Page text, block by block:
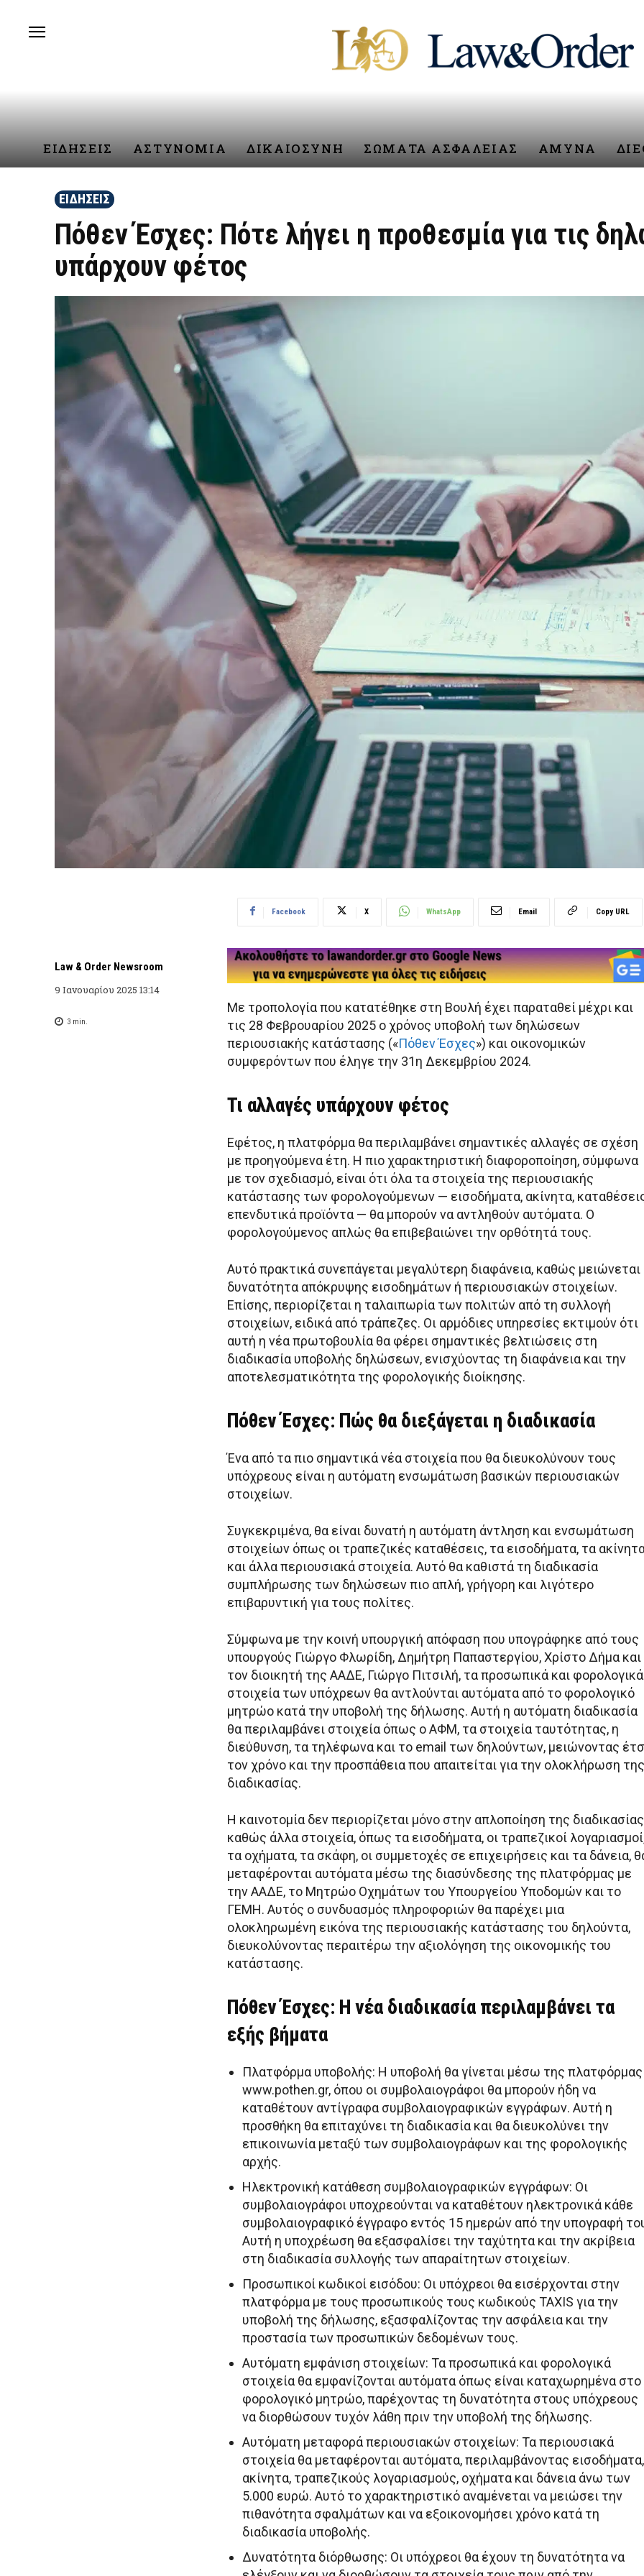
ΕΙΔΗΣΕΙΣ ΑΣΤΥΝΟΜΙΑ ΔΙΚΑΙΟΣΥΝΗ ΣΩΜΑΤΑ ΑΣΦΑΛΕΙΑΣ ΑΜΥΝΑ
ΕΙΔΗΣΕΙΣ
Πόθεν Έσχες: Πότε λήγει η προθεσμία για τις
υπάρχουν φέτος
Law & Order Newsroom
9 Ιανουαρίου 2025 13:14
3 min.
Facebook X WhatsApp Email Copy URL
Με τροπολογία που κατατέθηκε στη Βουλή έχει παραταθεί μέχρι και
τις 28 Φεβρουαρίου 2025 ο χρόνος υποβολή των δηλώσεων
περιουσιακής κατάστασης («Πόθεν Έσχες») και οικονομικών
συμφερόντων που έληγε την 31η Δεκεμβρίου 2024.
Τι αλλαγές υπάρχουν φέτος
Εφέτος, η πλατφόρμα θα περιλαμβάνει σημαντικές αλλαγές σε σχέση
με προηγούμενα έτη. Η πιο χαρακτηριστική διαφοροποίηση, σύμφωνα
με τον σχεδιασμό, είναι ότι όλα τα στοιχεία της περιουσιακής
κατάστασης των φορολογούμενων — εισοδήματα, ακίνητα,
επενδυτικά προϊόντα — θα μπορούν να αντληθούν αυτόματα. Ο
φορολογούμενος απλώς θα επιβεβαιώνει την ορθότητά τους.
Αυτό πρακτικά συνεπάγεται μεγαλύτερη διαφάνεια, καθώς μειώνεται
δυνατότητα απόκρυψης εισοδημάτων ή περιουσιακών στοιχείων.
Επίσης, περιορίζεται η ταλαιπωρία των πολιτών από τη συλλογή
στοιχείων, ειδικά από τράπεζες. Οι αρμόδιες υπηρεσίες εκτιμούν ότι
αυτή η νέα πρωτοβουλία θα φέρει σημαντικές βελτιώσεις στη
διαδικασία υποβολής δηλώσεων, ενισχύοντας τη διαφάνεια και την
αποτελεσματικότητα της φορολογικής διοίκησης.
Πόθεν Έσχες: Πώς θα διεξάγεται η διαδικασία
Ένα από τα πιο σημαντικά νέα στοιχεία που θα διευκολύνουν τους
υπόχρεους είναι η αυτόματη ενσωμάτωση βασικών περιουσιακών
στοιχείων.
Συγκεκριμένα, θα είναι δυνατή η αυτόματη άντληση και ενσωμάτωση
στοιχείων όπως οι τραπεζικές καταθέσεις, τα εισοδήματα, τα
και άλλα περιουσιακά στοιχεία. Αυτό θα καθιστά τη διαδικασία
συμπλήρωσης των δηλώσεων πιο απλή, γρήγορη και λιγότερο
επιβαρυντική για τους πολίτες.
Σύμφωνα με την κοινή υπουργική απόφαση που υπογράφηκε από τους
υπουργούς Γιώργο Φλωρίδη, Δημήτρη Παπαστεργίου, Χρίστο Δήμα και
τον διοικητή της ΑΑΔΕ, Γιώργο Πιτσιλή, τα προσωπικά και φορολογικά
στοιχεία των υπόχρεων θα αντλούνται αυτόματα από το φορολογικό
μητρώο κατά την υποβολή της δήλωσης. Αυτή η αυτόματη διαδικασία
θα περιλαμβάνει στοιχεία όπως ο ΑΦΜ, τα στοιχεία ταυτότητας, η
διεύθυνση, τα τηλέφωνα και το email των δηλούντων, μειώνοντας
τον χρόνο και την προσπάθεια που απαιτείται για την ολοκλήρωση της
διαδικασίας.
Η καινοτομία δεν περιορίζεται μόνο στην απλοποίηση της
καθώς άλλα στοιχεία, όπως τα εισοδήματα, οι τραπεζικοί
τα οχήματα, τα σκάφη, οι συμμετοχές σε επιχειρήσεις και τα δάνεια,
μεταφέρονται αυτόματα μέσω της διασύνδεσης της πλατφόρμας με
την ΑΑΔΕ, το Μητρώο Οχημάτων του Υπουργείου Υποδομών και το
ΓΕΜΗ. Αυτός ο συνδυασμός πληροφοριών θα παρέχει μια
ολοκληρωμένη εικόνα της περιουσιακής κατάστασης του δηλούντα,
διευκολύνοντας περαιτέρω την αξιολόγηση της οικονομικής του
κατάστασης.
Πόθεν Έσχες: Η νέα διαδικασία περιλαμβάνει τα
εξής βήματα
Πλατφόρμα υποβολής: Η υποβολή θα γίνεται μέσω της πλατφόρμας
www.pothen.gr, όπου οι συμβολαιογράφοι θα μπορούν ήδη να
καταθέτουν αντίγραφα συμβολαιογραφικών εγγράφων. Αυτή η
προσθήκη θα επιταχύνει τη διαδικασία και θα διευκολύνει την
επικοινωνία μεταξύ των συμβολαιογράφων και της φορολογικής
αρχής.
Ηλεκτρονική κατάθεση συμβολαιογραφικών εγγράφων: Οι
συμβολαιογράφοι υποχρεούνται να καταθέτουν ηλεκτρονικά κάθε
συμβολαιογραφικό έγγραφο εντός 15 ημερών από την υπογραφή
Αυτή η υποχρέωση θα εξασφαλίσει την ταχύτητα και την ακρίβεια
στη διαδικασία συλλογής των απαραίτητων στοιχείων.
Προσωπικοί κωδικοί εισόδου: Οι υπόχρεοι θα εισέρχονται στην
πλατφόρμα με τους προσωπικούς τους κωδικούς TAXIS για την
υποβολή της δήλωσης, εξασφαλίζοντας την ασφάλεια και την
προστασία των προσωπικών δεδομένων τους.
Αυτόματη εμφάνιση στοιχείων: Τα προσωπικά και φορολογικά
στοιχεία θα εμφανίζονται αυτόματα όπως είναι καταχωρημένα στο
φορολογικό μητρώο, παρέχοντας τη δυνατότητα στους υπόχρεους
να διορθώσουν τυχόν λάθη πριν την υποβολή της δήλωσης.
Αυτόματη μεταφορά περιουσιακών στοιχείων: Τα περιουσιακά
στοιχεία θα μεταφέρονται αυτόματα, περιλαμβάνοντας εισοδήματα,
ακίνητα, τραπεζικούς λογαριασμούς, οχήματα και δάνεια άνω των
5.000 ευρώ. Αυτό το χαρακτηριστικό αναμένεται να μειώσει την
πιθανότητα σφαλμάτων και να εξοικονομήσει χρόνο κατά τη
διαδικασία υποβολής.
Δυνατότητα διόρθωσης: Οι υπόχρεοι θα έχουν τη δυνατότητα να